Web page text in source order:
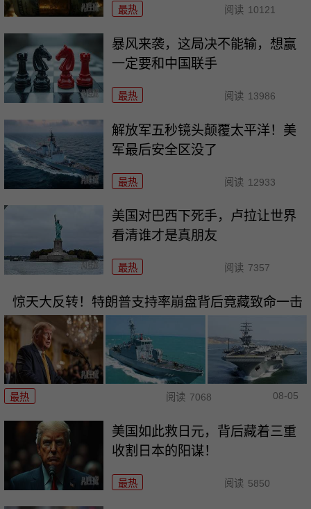
最热 阅读 10121
暴风来袭，这局决不能输，想赢
一定要和中国联手
最热 阅读 13986
解放军五秒镜头颠覆太平洋！美
军最后安全区没了
最热 阅读 12933
美国对巴西下死手，卢拉让世界
看清谁才是真朋友
最热 阅读 7357
惊天大反转！特朗普支持率崩盘背后竟藏致命一击
最热 阅读 7068 08-05
美国如此救日元，背后藏着三重
收割日本的阳谋！
最热 阅读 5850